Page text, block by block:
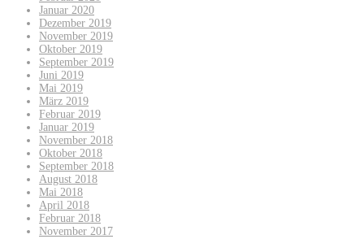
Januar 2020
Dezember 2019
November 2019
Oktober 2019
September 2019
Juni 2019
Mai 2019
März 2019
Februar 2019
Januar 2019
November 2018
Oktober 2018
September 2018
August 2018
Mai 2018
April 2018
Februar 2018
November 2017